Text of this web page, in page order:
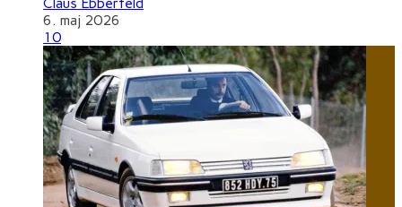
6. maj 2026
10